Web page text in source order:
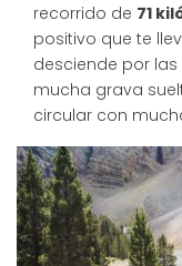
recorrido de 71
positivo que te
desciende por
mucha grava
circular con